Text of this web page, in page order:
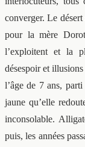
converger. Le
pour la mère
l’exploitent et la
désespoir et
l’âge de 7 ans,
jaune qu’elle
inconsolable.
puis, les années